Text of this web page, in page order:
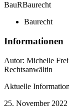
BauRBaurecht
Baurecht
Informationen
Autor: Michelle
Rechtsanwältin
Aktuelle
25. November 2022